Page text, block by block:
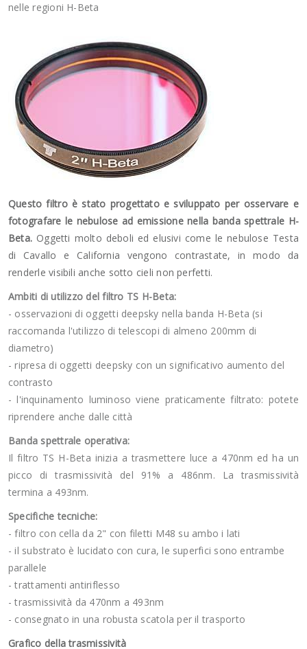
nelle regioni H-Beta
Questo filtro è stato progettato e sviluppato per osservare e
fotografare le nebulose ad emissione nella banda spettrale H-
Beta. Oggetti molto deboli ed elusivi come le nebulose Testa
di Cavallo e California vengono contrastate, in modo da
renderle visibili anche sotto cieli non perfetti.
Ambiti di utilizzo del filtro TS H-Beta:
- osservazioni di oggetti deepsky nella banda H-Beta (si
raccomanda l'utilizzo di telescopi di almeno 200mm di
diametro)
- ripresa di oggetti deepsky con un significativo aumento del
contrasto
- l'inquinamento luminoso viene praticamente filtrato: potete
riprendere anche dalle città
Banda spettrale operativa:
Il filtro TS H-Beta inizia a trasmettere luce a 470nm ed ha un
picco di trasmissività del 91% a 486nm. La trasmissività
termina a 493nm.
Specifiche tecniche:
- filtro con cella da 2" con filetti M48 su ambo i lati
- il substrato è lucidato con cura, le superfici sono entrambe
parallele
- trattamenti antiriflesso
- trasmissività da 470nm a 493nm
- consegnato in una robusta scatola per il trasporto
Grafico della trasmissività